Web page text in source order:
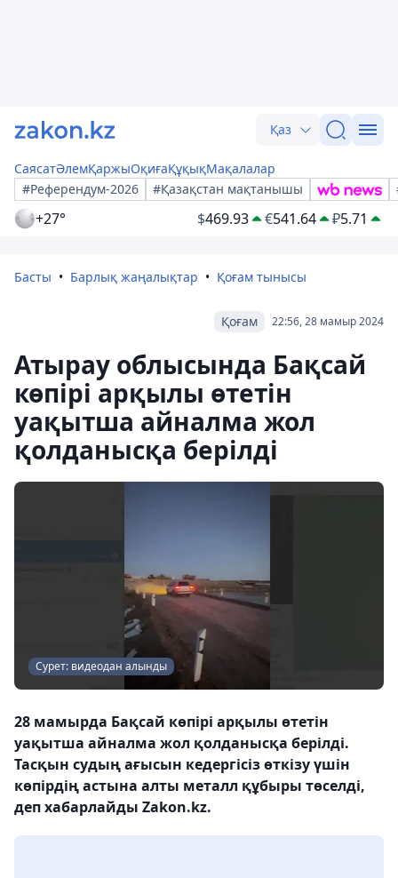
Қаз
СаясатӘлемҚаржыОқиғаҚұқықМақалалар
#Референдум-2026
#Қазақстан мақтанышы
+27° $469.93 €541.64 ₽5.71
Басты Барлық жаңалықтар Қоғам тынысы
22:56, 28 мамыр 2024
Қоғам
Атырау облысында Бақсай
көпірі арқылы өтетін
уақытша айналма жол
қолданысқа берілді
Сурет: видеодан алынды
28 мамырда Бақсай көпірі арқылы өтетін
уақытша айналма жол қолданысқа берілді.
Тасқын судың ағысын кедергісіз өткізу үшін
көпірдің астына алты металл құбыры төселді,
деп хабарлайды Zakon.kz.